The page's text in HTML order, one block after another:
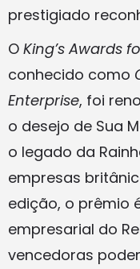
prestigiado
O King’s Awards
conhecido como
Enterprise, foi
o desejo de Sua
o legado da
empresas
edição, o prêmio
empresarial do
vencedoras